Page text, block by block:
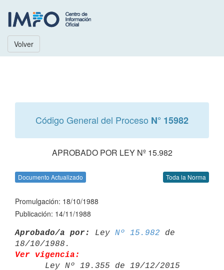
Volver
Código General del Proceso N° 15982
APROBADO POR LEY Nº 15.982
Documento Actualizado Toda la Norma
Promulgación: 18/10/1988
Publicación: 14/11/1988
Aprobado/a por: Ley Nº 15.982 de
Ver vigencia: